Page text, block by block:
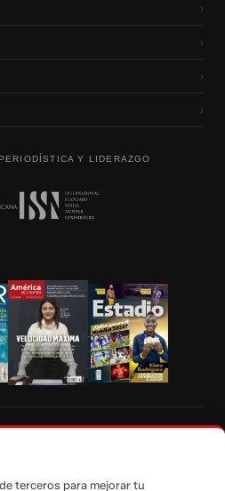
›
›
›
›
Y LIDERAZGO
los contenidos de Vistazo.com.
terceros para mejorar tu